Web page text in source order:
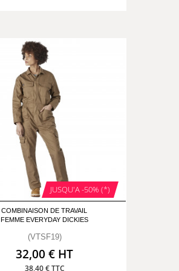
JUSQU'A -50% (*)
COMBINAISON DE TRAVAIL
FEMME EVERYDAY DICKIES
(VTSF19)
32,00 € HT
38,40 € TTC